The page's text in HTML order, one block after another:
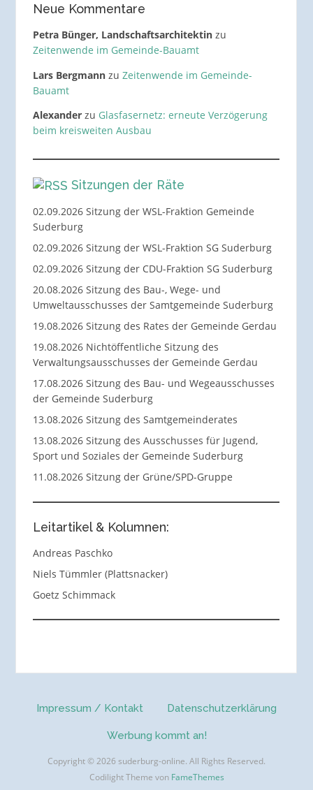
Neue Kommentare
Petra Bünger, Landschaftsarchitektinzu
Zeitenwende im Gemeinde-Bauamt
Lars Bergmannzu Zeitenwende im Gemeinde-
Bauamt
Alexanderzu Glasfasernetz: erneute Verzögerung
beim kreisweiten Ausbau
Sitzungen der Räte
02.09.2026 Sitzung der WSL-Fraktion Gemeinde
Suderburg
02.09.2026 Sitzung der WSL-Fraktion SG Suderburg
02.09.2026 Sitzung der CDU-Fraktion SG Suderburg
20.08.2026 Sitzung des Bau-, Wege- und
Umweltausschusses der Samtgemeinde Suderburg
19.08.2026 Sitzung des Rates der Gemeinde Gerdau
19.08.2026 Nichtöffentliche Sitzung des
Verwaltungsausschusses der Gemeinde Gerdau
17.08.2026 Sitzung des Bau- und Wegeausschusses
der Gemeinde Suderburg
13.08.2026 Sitzung des Samtgemeinderates
13.08.2026 Sitzung des Ausschusses für Jugend,
Sport und Soziales der Gemeinde Suderburg
11.08.2026 Sitzung der Grüne/SPD-Gruppe
Leitartikel & Kolumnen:
Andreas Paschko
Niels Tümmler (Plattsnacker)
Goetz Schimmack
Impressum / Kontakt Datenschutzerklärung
Werbung kommt an!
Copyright © 2026 suderburg-online. All Rights Reserved.
Codilight Theme von FameThemes